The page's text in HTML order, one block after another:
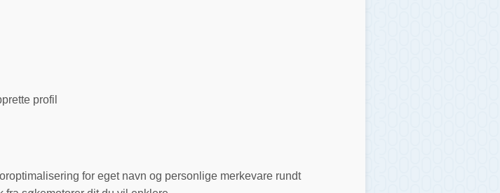
profil
for eget navn og personlige merkevare rundt